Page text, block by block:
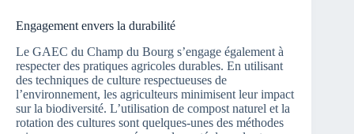
Engagement envers la durabilité
Le GAEC du Champ du Bourg s’engage également à
respecter des pratiques agricoles durables. En utilisant
des techniques de culture respectueuses de
l’environnement, les agriculteurs minimisent leur impact
sur la biodiversité. L’utilisation de compost naturel et la
rotation des cultures sont quelques-unes des méthodes